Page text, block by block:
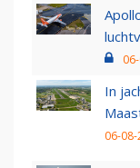
In
06-